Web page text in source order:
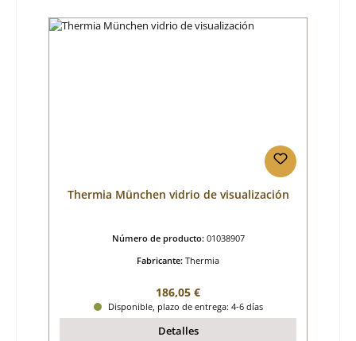
Thermia München vidrio de visualización
Número de producto: 01038907
Fabricante: Thermia
Precio normal:
186,05 €
Disponible, plazo de entrega: 4-6 días
Detalles